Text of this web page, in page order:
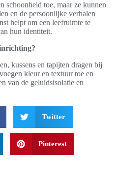
schoonheid toe, maar ze kunnen
en de persoonlijke verhalen
helpt om een leefruimte te
hun identiteit.
kussens en tapijten dragen bij
kleur en textuur toe en
van de geluidsisolatie en
Twitter
Pinterest